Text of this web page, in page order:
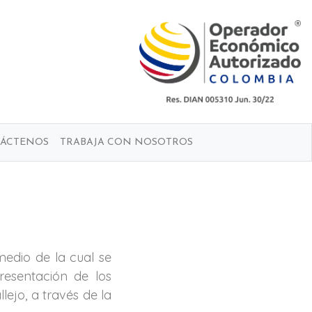
TRABAJA CON NOSOTROS
de la cual se
de los
a través de la